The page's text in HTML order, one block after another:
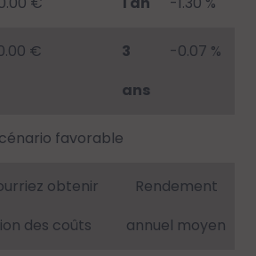
€
3
ans
-0.07 %
favorable
obtenir
des coûts
Rendement
annuel moyen